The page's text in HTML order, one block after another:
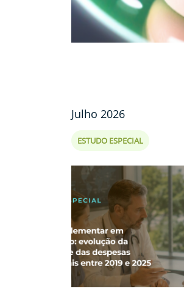
Julho 2026
ESTUDO ESPECIAL